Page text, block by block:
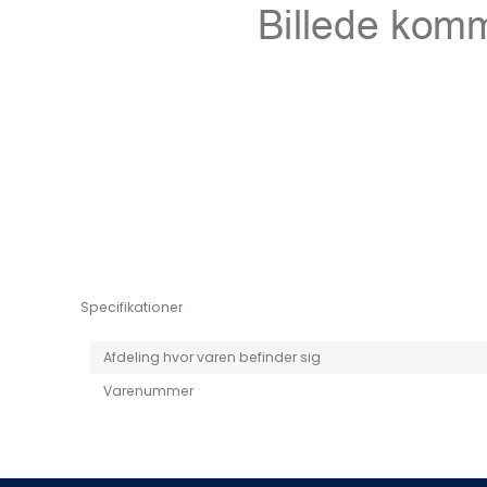
Niro EV
Specifikationer
Afdeling hvor varen befinder sig
Varenummer